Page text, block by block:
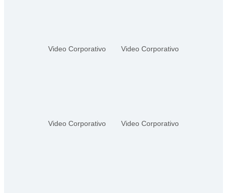
Video Corporativo Video Corporativo
Video Corporativo Video Corporativo